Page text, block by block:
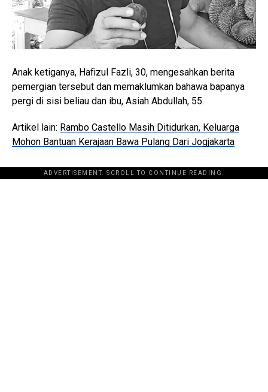
Anak ketiganya, Hafizul Fazli, 30, mengesahkan berita
pemergian tersebut dan memaklumkan bahawa bapanya
pergi di sisi beliau dan ibu, Asiah Abdullah, 55.
Artikel lain: Rambo Castello Masih Ditidurkan, Keluarga
Mohon Bantuan Kerajaan Bawa Pulang Dari Jogjakarta
ADVERTISEMENT. SCROLL TO CONTINUE READING.